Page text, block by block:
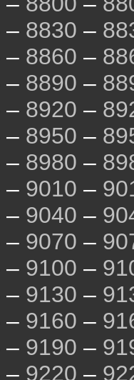
– 8830 –
– 8860 –
– 8890 –
– 8920 –
– 8950 –
– 8980 –
– 9010 –
– 9040 –
– 9070 –
– 9100 –
– 9130 –
– 9160 –
– 9190 –
– 9220 –